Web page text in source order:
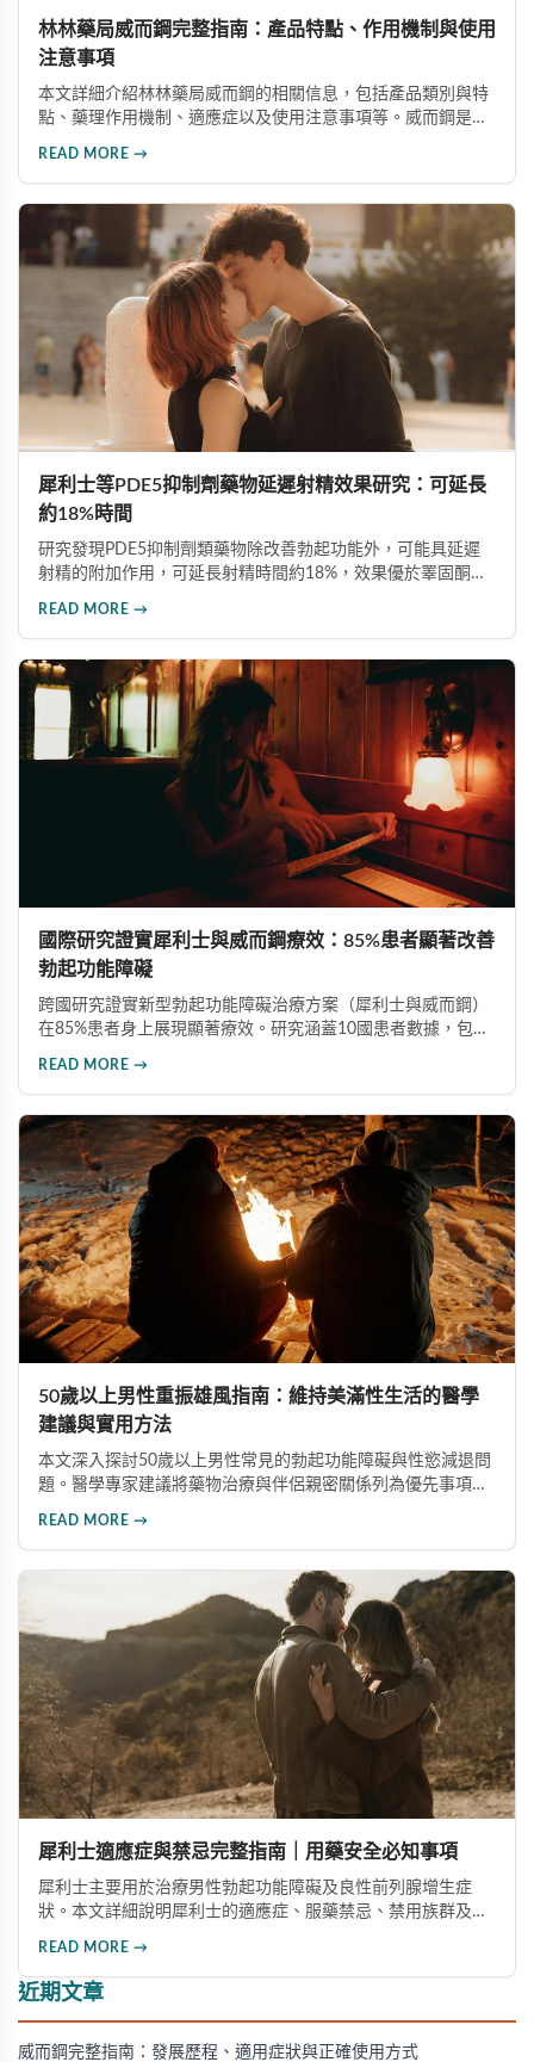
林林藥局威而鋼完整指南：產品特點、作用機制與使用
注意事項
本文詳細介紹林林藥局威而鋼的相關信息，包括產品類別與特
點、藥理作用機制、適應症以及使用注意事項等。威而鋼是口
READ MORE →
犀利士等PDE5抑制劑藥物延遲射精效果研究：可延長
約18%時間
研究發現PDE5抑制劑類藥物除改善勃起功能外，可能具延遲
射精的附加作用，可延長射精時間約18%，效果優於睪固酮補
READ MORE →
國際研究證實犀利士與威而鋼療效：85%患者顯著改善
勃起功能障礙
跨國研究證實新型勃起功能障礙治療方案（犀利士與威而鋼）
在85%患者身上展現顯著療效。研究涵蓋10國患者數據，包含
READ MORE →
50歲以上男性重振雄風指南：維持美滿性生活的醫學
建議與實用方法
本文深入探討50歲以上男性常見的勃起功能障礙與性慾減退問
題。醫學專家建議將藥物治療與伴侶親密關係列為優先事項，
READ MORE →
犀利士適應症與禁忌完整指南｜用藥安全必知事項
犀利士主要用於治療男性勃起功能障礙及良性前列腺增生症
狀。本文詳細說明犀利士的適應症、服藥禁忌、禁用族群及需
READ MORE →
近期文章
威而鋼完整指南：發展歷程、適用症狀與正確使用方式